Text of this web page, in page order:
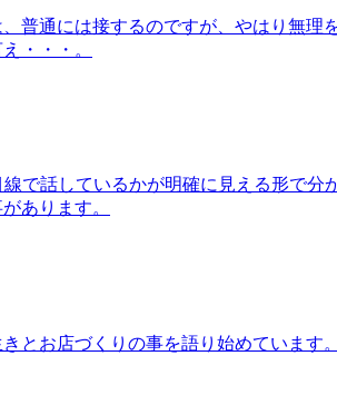
普通には接するのですが、やはり無理
・・・。
で話しているかが明確に見える形で分
あります。
とお店づくりの事を語り始めています